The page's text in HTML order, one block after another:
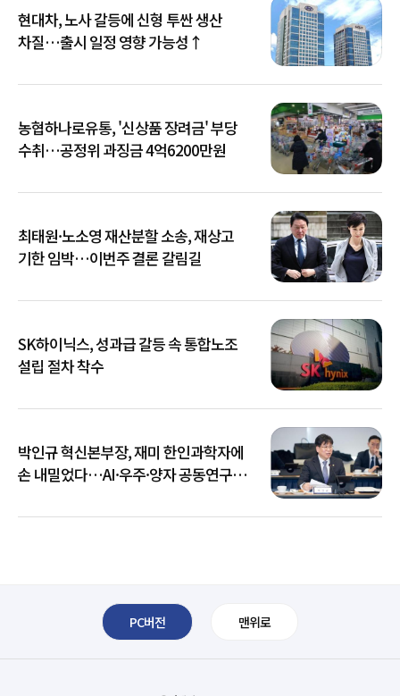
현대차, 노사 갈등에 신형 투싼 생산
차질…출시 일정 영향 가능성↑
농협하나로유통, '신상품 장려금' 부당
수취…공정위 과징금 4억6200만원
최태원·노소영 재산분할 소송, 재상고
기한 임박…이번주 결론 갈림길
SK하이닉스, 성과급 갈등 속 통합노조
설립 절차 착수
박인규 혁신본부장, 재미 한인과학자에
손 내밀었다…AI·우주·양자 공동연구
PC버전 맨위로